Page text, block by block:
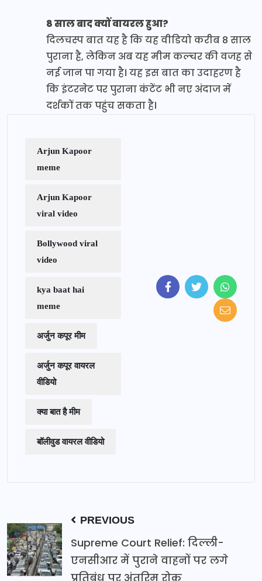
8 साल बाद क्यों वायरल हुआ?
दिलचस्प बात यह है कि यह वीडियो करीब 8 साल
पुराना है, लेकिन अब यह मीम कल्चर की वजह से
नई जान पा गया है। यह इस बात का उदाहरण है
कि इंटरनेट पर पुराना कंटेंट भी नए अंदाज में
दर्शकों तक पहुंच सकता है।
Arjun Kapoor
meme
Arjun Kapoor
viral video
Bollywood viral
video
kya baat hai
meme
अर्जुन कपूर मीम
अर्जुन कपूर वायरल
वीडियो
क्या बात है मीम
बॉलीवुड वायरल वीडियो
PREVIOUS
Supreme Court Relief: दिल्ली-
एनसीआर में पुराने वाहनों पर लगे
प्रतिबंध पर अंतरिम रोक